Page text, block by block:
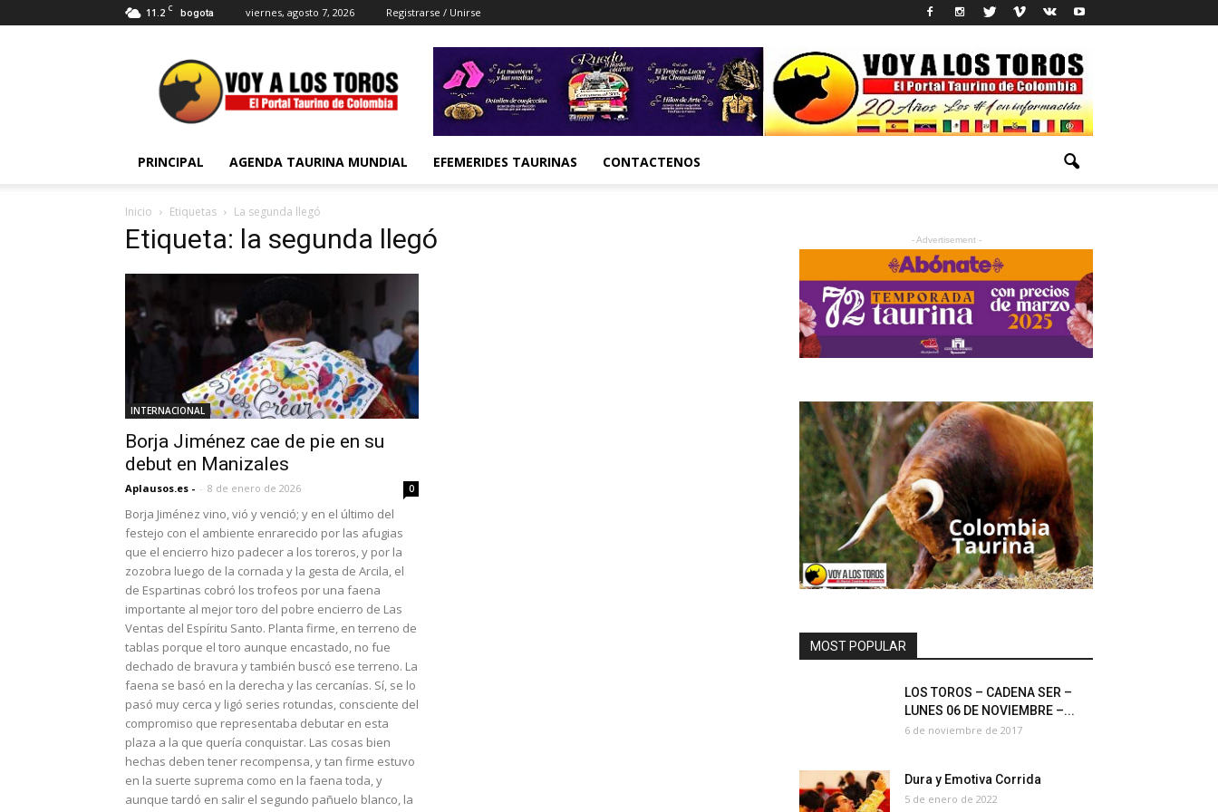
11.2 C bogota viernes, agosto 7, 2026 Registrarse / Unirse
Voy
a
Los
Toros
PRINCIPAL AGENDA TAURINA MUNDIAL EFEMERIDES TAURINAS CONTACTENOS
Inicio Etiquetas La segunda llegó
Etiqueta: la segunda llegó
INTERNACIONAL
Borja Jiménez cae de pie en su
debut en Manizales
Aplausos.es - - 8 de enero de 2026 0
Borja Jiménez vino, vió y venció; y en el último del
festejo con el ambiente enrarecido por las afugias
que el encierro hizo padecer a los toreros, y por la
zozobra luego de la cornada y la gesta de Arcila, el
de Espartinas cobró los trofeos por una faena
importante al mejor toro del pobre encierro de Las
Ventas del Espíritu Santo. Planta firme, en terreno de
tablas porque el toro aunque encastado, no fue
dechado de bravura y también buscó ese terreno. La
faena se basó en la derecha y las cercanías. Sí, se lo
pasó muy cerca y ligó series rotundas, consciente del
compromiso que representaba debutar en esta
plaza a la que quería conquistar. Las cosas bien
hechas deben tener recompensa, y tan firme estuvo
en la suerte suprema como en la faena toda, y
aunque tardó en salir el segundo pañuelo blanco, la
- Advertisement -
MOST POPULAR
LOS TOROS – CADENA SER –
LUNES 06 DE NOVIEMBRE –...
6 de noviembre de 2017
Dura y Emotiva Corrida
5 de enero de 2022